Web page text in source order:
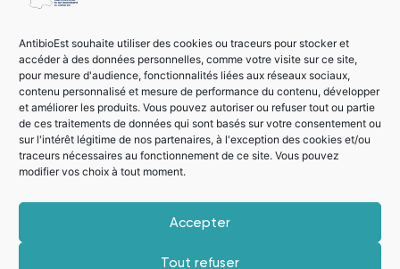
AntibioEst souhaite utiliser des cookies ou traceurs pour stocker et
accéder à des données personnelles, comme votre visite sur ce site,
pour mesure d'audience, fonctionnalités liées aux réseaux sociaux,
contenu personnalisé et mesure de performance du contenu, développer
et améliorer les produits. Vous pouvez autoriser ou refuser tout ou partie
de ces traitements de données qui sont basés sur votre consentement ou
sur l'intérêt légitime de nos partenaires, à l'exception des cookies et/ou
traceurs nécessaires au fonctionnement de ce site. Vous pouvez
modifier vos choix à tout moment.
Accepter
Tout refuser
enregistrées par nos services à des fins
statistiques.
N’hésitez pas à partager ce cas clinique !
LinkedIn Facebook
PRÉCÉDENT